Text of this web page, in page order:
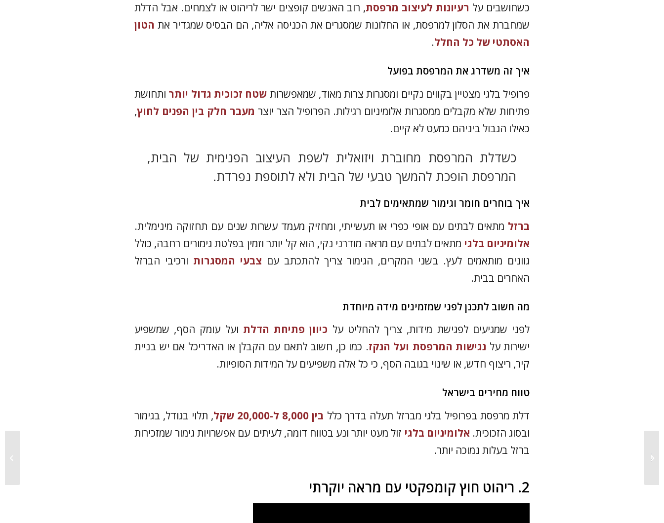
כשחושבים על רעיונות לעיצוב מרפסת, רוב האנשים קופצים ישר לריהוט או לצמחים. אבל הדלת
שמחברת את הסלון למרפסת, או החלונות שמסגרים את הכניסה אליה, הם הבסיס שמגדיר את הטון
האסתטי של כל החלל.
איך זה משדרג את המרפסת בפועל
פרופיל בלגי מצטיין בקווים נקיים ומסגרות צרות מאוד, שמאפשרות שטח זכוכית גדול יותר ותחושת
פתיחות שלא מקבלים ממסגרות אלומיניום רגילות. הפרופיל הצר יוצר מעבר חלק בין הפנים לחוץ,
כאילו הגבול ביניהם כמעט לא קיים.
כשדלת המרפסת מחוברת ויזואלית לשפת העיצוב הפנימית של הבית,
המרפסת הופכת להמשך טבעי של הבית ולא לתוספת נפרדת.
איך בוחרים חומר וגימור שמתאימים לבית
ברזל מתאים לבתים עם אופי כפרי או תעשייתי, ומחזיק מעמד עשרות שנים עם תחזוקה מינימלית.
אלומיניום בלגי מתאים לבתים עם מראה מודרני נקי, הוא קל יותר וזמין בפלטת גימורים רחבה, כולל
גוונים מותאמים לעץ. בשני המקרים, הגימור צריך להתכתב עם צבעי המסגרות ורכיבי הברזל
האחרים בבית.
מה חשוב לתכנן לפני שמזמינים מידה מיוחדת
לפני שמגיעים לפגישת מידות, צריך להחליט על כיוון פתיחת הדלת ועל עומק הסף, שמשפיע
ישירות על נגישות המרפסת ועל הנקז. כמו כן, חשוב לתאם עם הקבלן או האדריכל אם יש בניית
קיר, ריצוף חדש, או שינוי בגובה הסף, כי כל אלה משפיעים על המידות הסופיות.
טווח מחירים בישראל
דלת מרפסת בפרופיל בלגי מברזל תעלה בדרך כלל בין 8,000 ל-20,000 שקל
, תלוי בגודל, בגימור
ובסוג הזכוכית.אלומיניום בלגי זול מעט יותר ונע בטווח דומה, לעיתים עם אפשרויות גימור שמזכירות
ברזל בעלות נמוכה יותר.
2. ריהוט חוץ קומפקטי עם מראה יוקרתי